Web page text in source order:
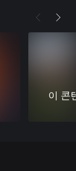
이 콘